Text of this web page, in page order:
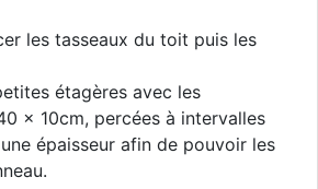
les tasseaux du toit puis les
étagères avec les
x 10cm, percées à intervalles
épaisseur afin de pouvoir les